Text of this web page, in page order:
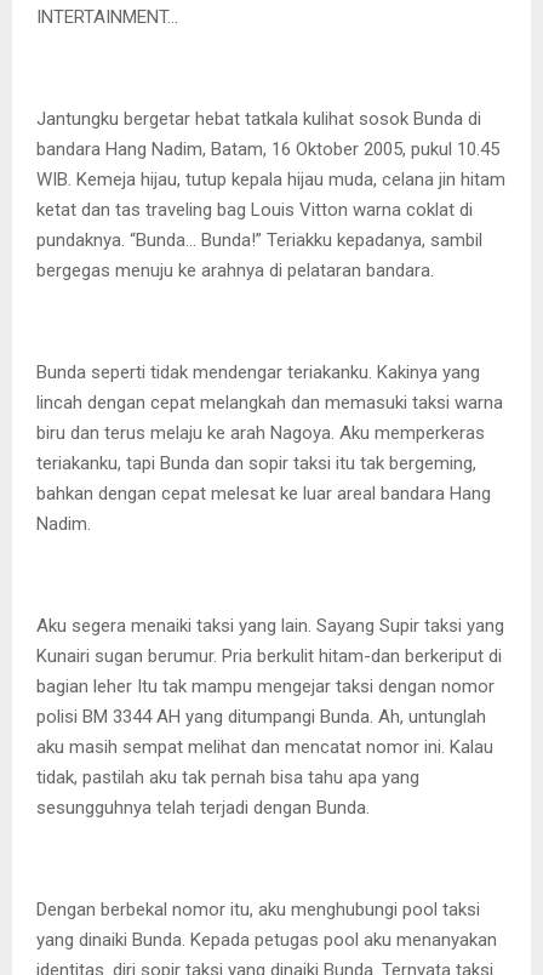
INTERTAINMENT…
Jantungku bergetar hebat tatkala kulihat sosok Bunda di
bandara Hang Nadim, Batam, 16 Oktober 2005, pukul 10.45
WIB. Kemeja hijau, tutup kepala hijau muda, celana jin hitam
ketat dan tas traveling bag Louis Vitton warna coklat di
pundaknya. “Bunda… Bunda!” Teriakku kepadanya, sambil
bergegas menuju ke arahnya di pelataran bandara.
Bunda seperti tidak mendengar teriakanku. Kakinya yang
lincah dengan cepat melangkah dan memasuki taksi warna
biru dan terus melaju ke arah Nagoya. Aku memperkeras
teriakanku, tapi Bunda dan sopir taksi itu tak bergeming,
bahkan dengan cepat melesat ke luar areal bandara Hang
Nadim.
Aku segera menaiki taksi yang lain. Sayang Supir taksi yang
Kunairi sugan berumur. Pria berkulit hitam-dan berkeriput di
bagian leher Itu tak mampu mengejar taksi dengan nomor
polisi BM 3344 AH yang ditumpangi Bunda. Ah, untunglah
aku masih sempat melihat dan mencatat nomor ini. Kalau
tidak, pastilah aku tak pernah bisa tahu apa yang
sesungguhnya telah terjadi dengan Bunda.
Dengan berbekal nomor itu, aku menghubungi pool taksi
yang dinaiki Bunda. Kepada petugas pool aku menanyakan
identitas. diri sopir taksi yang dinaiki Bunda. Ternyata taksi